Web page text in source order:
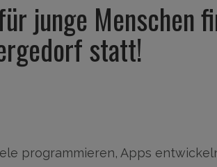
junge Menschen
statt!
programmieren, Apps